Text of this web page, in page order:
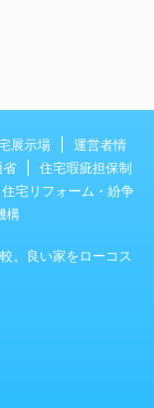
展示場
運営者情
省
住宅瑕疵担保制
住宅リフォーム・紛争
構
。良い家をローコス